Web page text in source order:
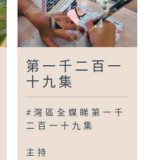
種展示推廣活動
宗親總會青年團到訪
小學生足球聯賽
門特色老店」評定計
」品牌帶動產業轉型
第一千二百一
十九集
#灣區全媒睇第一千
二百一十九集
主持